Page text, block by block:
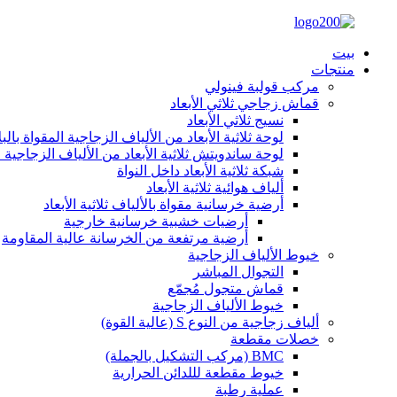
بيت
منتجات
مركب قولبة فينولي
قماش زجاجي ثلاثي الأبعاد
نسيج ثلاثي الأبعاد
لوحة ثلاثية الأبعاد من الألياف الزجاجية المقواة
لوحة ساندويتش ثلاثية الأبعاد من الألياف الزجاجية
شبكة ثلاثية الأبعاد داخل النواة
ألياف هوائية ثلاثية الأبعاد
أرضية خرسانية مقواة بالألياف ثلاثية الأبعاد
أرضيات خشبية خرسانية خارجية
أرضية مرتفعة من الخرسانة عالية المقاومة
خيوط الألياف الزجاجية
التجوال المباشر
قماش متجول مُجمّع
خيوط الألياف الزجاجية
ألياف زجاجية من النوع S (عالية القوة)
خصلات مقطعة
BMC (مركب التشكيل بالجملة)
خيوط مقطعة لللدائن الحرارية
عملية رطبة